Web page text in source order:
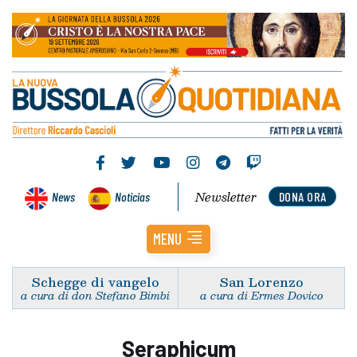
News Noticias DONA ORA
Newsletter
MENU
Schegge di vangelo
a cura di don Stefano Bimbi
San Lorenzo
a cura di Ermes Dovico
Seraphicum